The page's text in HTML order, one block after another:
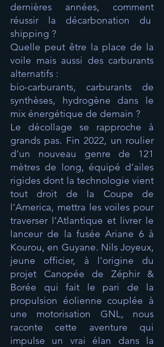
dernières années, comment
réussir la décarbonation du
shipping ?
Quelle peut être la place de la
voile mais aussi des carburants
alternatifs :
bio-carburants, carburants de
synthèses, hydrogène dans le
mix énergétique de demain ?
Le décollage se rapproche à
grands pas. Fin 2022, un roulier
d’un nouveau genre de 121
mètres de long, équipé d’ailes
rigides dont la technologie vient
tout droit de la Coupe de
l’America, mettra les voiles pour
traverser l’Atlantique et livrer le
lanceur de la fusée Ariane 6 à
Kourou, en Guyane. Nils Joyeux,
jeune officier, à l’origine du
projet Canopée de Zéphir &
Borée qui fait le pari de la
propulsion éolienne couplée à
une motorisation GNL, nous
raconte cette aventure qui
impulse un vrai élan dans la